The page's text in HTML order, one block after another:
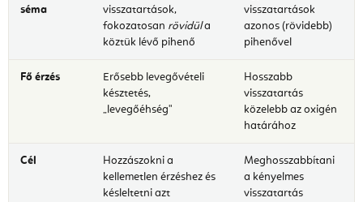
séma
visszatartások,
fokozatosan rövidüla
köztük lévő pihenő
visszatartások
azonos (rövidebb)
pihenővel
Fő érzés
Erősebb levegővételi
késztetés,
„levegőéhség"
Hosszabb
visszatartás
közelebb az oxigén
határához
Cél
Hozzászokni a
kellemetlen érzéshez és
késleltetni azt
Meghosszabbítani
a kényelmes
visszatartás